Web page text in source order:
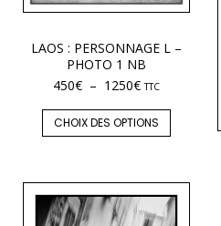
LAOS : PERSONNAGE L –
PHOTO 1 NB
450€ – 1250€ TTC
CHOIX DES OPTIONS